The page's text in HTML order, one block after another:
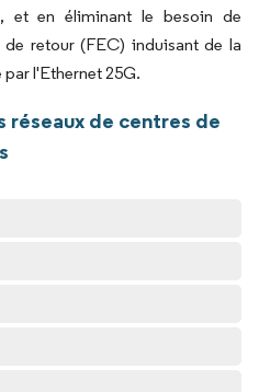
et en éliminant le besoin de
retour (FEC) induisant de la
l'Ethernet 25G.
réseaux de centres de